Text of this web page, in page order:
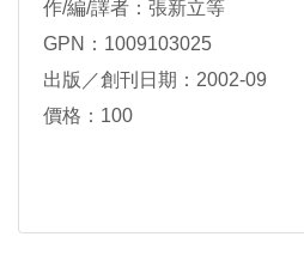
作/編/譯者：張新立等
GPN：1009103025
出版／創刊日期：2002-09
價格：100